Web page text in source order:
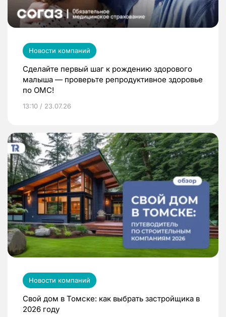
Новости компаний
Сделайте первый шаг к рождению здорового
малыша — проверьте репродуктивное здоровье
по ОМС!
13:10 / 23.07.26
Новости компаний
Свой дом в Томске: как выбрать застройщика в
2026 году